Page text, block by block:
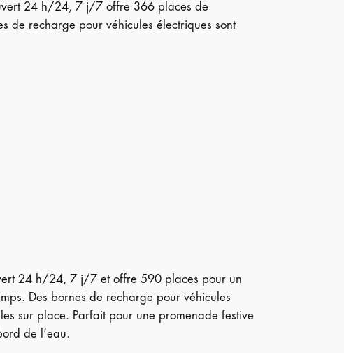
24 h/24, 7 j/7 offre 366 places de
de recharge pour véhicules électriques sont
24 h/24, 7 j/7 et offre 590 places pour un
Des bornes de recharge pour véhicules
sur place. Parfait pour une promenade festive
de l’eau.